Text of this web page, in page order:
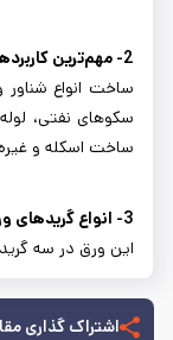
2- مهم‌ترین کاربردهای ورق دریایی چیست؟
ساخت انواع
سکوهای نفتی،
ساخت اسکله و
3- انواع گریدهای ورق دریایی کدام‌اند؟
این ورق در سه گرید GL-A، LR-A و A36 تولید می‌شود.
اشتراک گذاری